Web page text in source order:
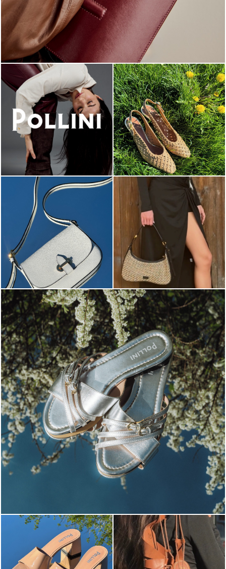
Blending sass and class, the Echos mule in silver is...